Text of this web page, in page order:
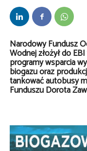
Narodowy Fundusz
Wodnej złożył do
programy wsparcia
biogazu oraz
tankować autobusy
Funduszu Dorota